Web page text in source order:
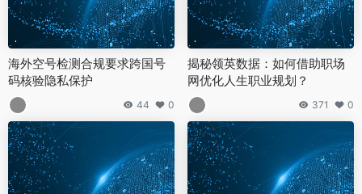
海外空号检测合规要求跨国号
码核验隐私保护
44 0
揭秘领英数据：如何借助职场
网优化人生职业规划？
371 0